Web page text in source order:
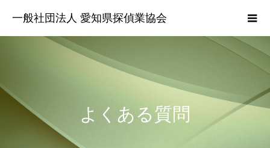
一般社団法人 愛知県探偵業協会
よくある質問